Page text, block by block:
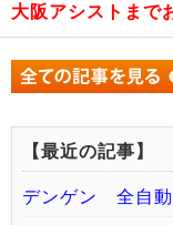
大阪アシストまで
【最近の記事】
デンゲン 全自